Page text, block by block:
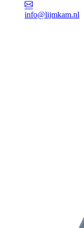
info@lijmkam.nl